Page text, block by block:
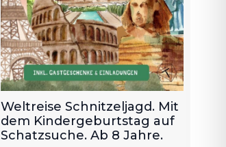
Weltreise Schnitzeljagd. Mit
dem Kindergeburtstag auf
Schatzsuche. Ab 8 Jahre.